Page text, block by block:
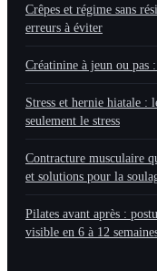
Crêpes et régime sans
erreurs à éviter
Créatinine à jeun ou pas
Stress et hernie hiatale :
seulement le stress
Contracture musculaire
et solutions pour la
Pilates avant après :
visible en 6 à 12